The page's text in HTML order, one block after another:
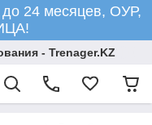
24 месяцев, ОУР,
- Trenager.KZ